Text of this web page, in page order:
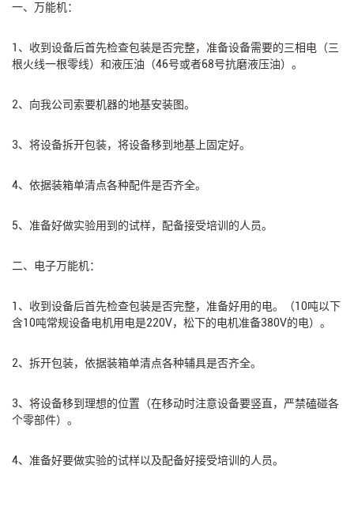
一、万能机：
1、收到设备后首先检查包装是否完整，准备设备需要的三相电（三
根火线一根零线）和液压油（46号或者68号抗磨液压油）。
2、向我公司索要机器的地基安装图。
3、将设备拆开包装，将设备移到地基上固定好。
4、依据装箱单清点各种配件是否齐全。
5、准备好做实验用到的试样，配备接受培训的人员。
二、电子万能机：
1、收到设备后首先检查包装是否完整，准备好用的电。（10吨以下
含10吨常规设备电机用电是220V，松下的电机准备380V的电）。
2、拆开包装，依据装箱单清点各种辅具是否齐全。
3、将设备移到理想的位置（在移动时注意设备要竖直，严禁磕碰各
个零部件）。
4、准备好要做实验的试样以及配备好接受培训的人员。